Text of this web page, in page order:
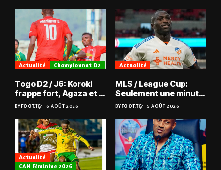
Actualité Championnat D2
Togo D2 / J6: Koroki
frappe fort, Agaza et la
JCA assurent,
suspense avant Sara
FC – Doumbé FC
BYFOOT.TG 6 AOÛT 2026
Actualité
MLS / League Cup:
Seulement une minute
de jeu pour Kévin
Denkey
BYFOOT.TG 5 AOÛT 2026
Actualité
CAN Féminine 2026